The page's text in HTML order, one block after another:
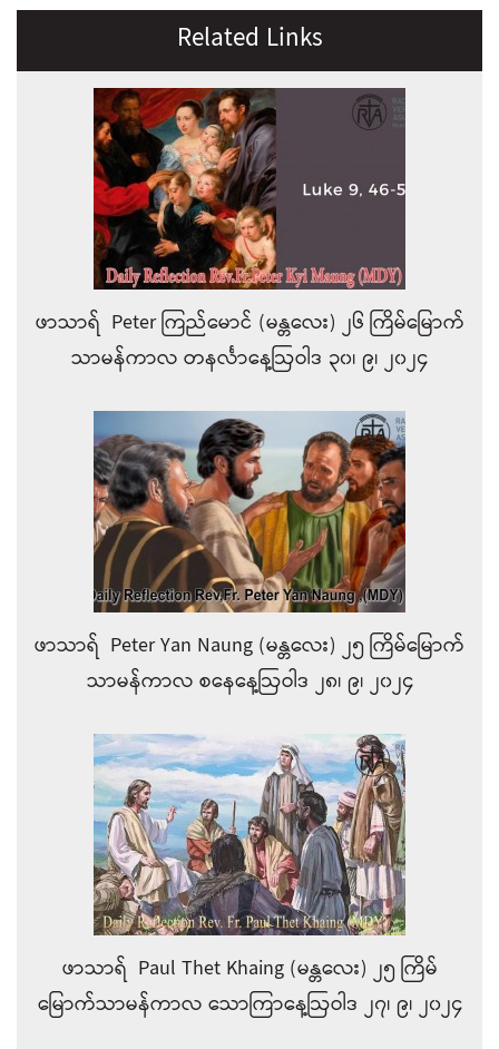
Related Links
ဖာသာရ် Peter ကြည်မောင် (မန္တလေး) ၂၆ ကြိမ်မြောက်
သာမန်ကာလ တနင်္လာနေ့ဩဝါဒ ၃၀၊ ၉၊ ၂၀၂၄
ဖာသာရ် Peter Yan Naung (မန္တလေး) ၂၅ ကြိမ်မြောက်
သာမန်ကာလ စနေနေ့ဩဝါဒ ၂၈၊ ၉၊ ၂၀၂၄
ဖာသာရ် Paul Thet Khaing (မန္တလေး) ၂၅ ကြိမ်
မြောက်သာမန်ကာလ သောကြာနေ့ဩဝါဒ ၂၇၊ ၉၊ ၂၀၂၄